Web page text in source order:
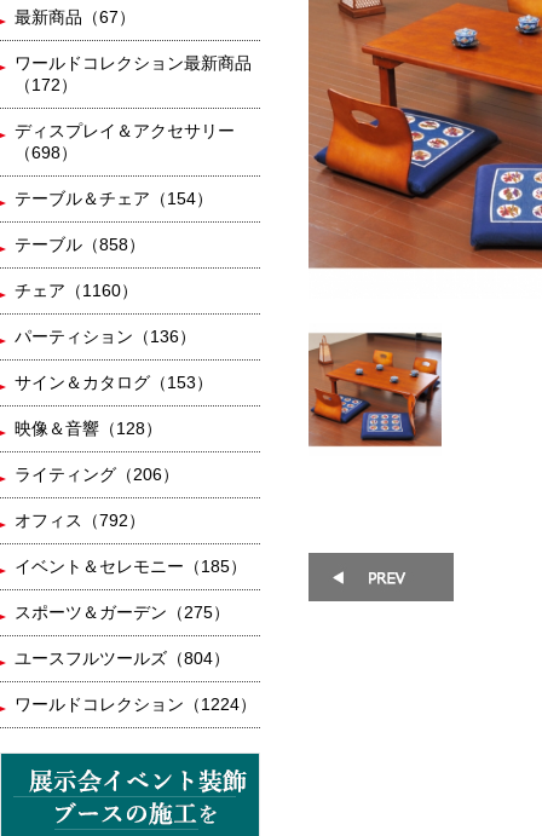
最新商品（67）
ワールドコレクション最新商品
（172）
ディスプレイ＆アクセサリー
（698）
テーブル＆チェア（154）
テーブル（858）
チェア（1160）
パーティション（136）
サイン＆カタログ（153）
映像＆音響（128）
ライティング（206）
オフィス（792）
イベント＆セレモニー（185）
スポーツ＆ガーデン（275）
ユースフルツールズ（804）
ワールドコレクション（1224）